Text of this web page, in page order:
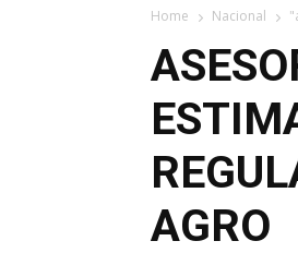
Home Nacional
AGRO